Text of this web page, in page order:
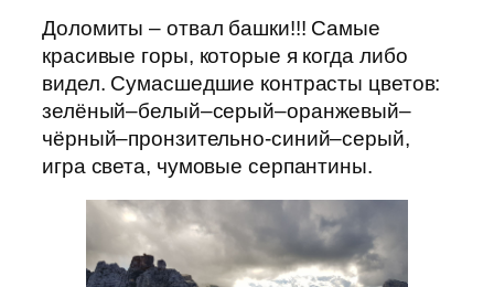
Доломиты – отвал башки!!! Самые
красивые горы, которые я когда либо
видел. Сумасшедшие контрасты цветов:
зелёный–белый–серый–оранжевый–
чёрный–пронзительно-синий–серый,
игра света, чумовые серпантины.